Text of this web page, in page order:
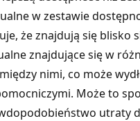
w zestawie
że znajdują się blisko
znajdujące się w
nimi, co może
Może to
utraty